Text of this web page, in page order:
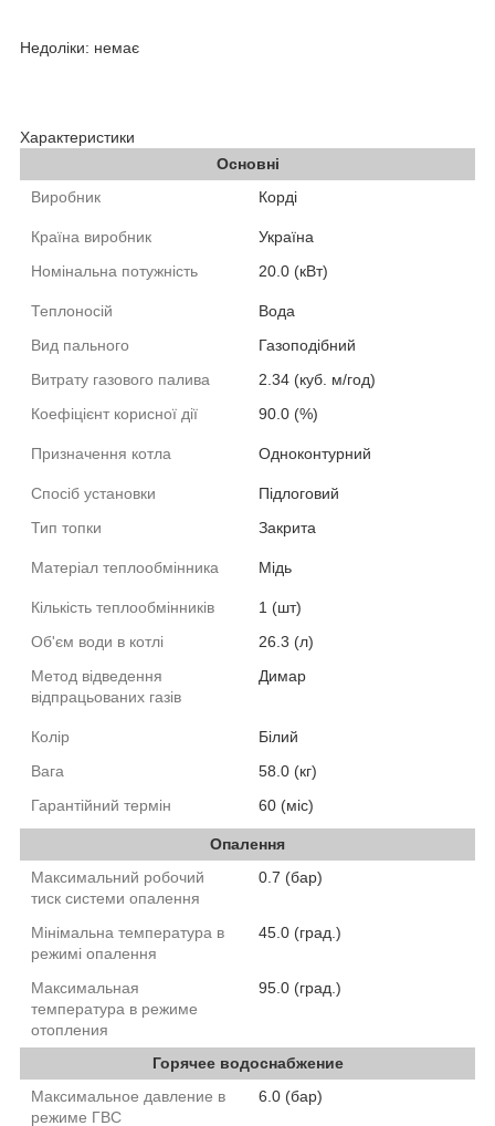
Недоліки: немає
Характеристики
Основні
Виробник
Корді
Країна виробник
Україна
Номінальна потужність
20.0 (кВт)
Теплоносій
Вода
Вид пального
Газоподібний
Витрату газового палива
2.34 (куб. м/год)
Коефіцієнт корисної дії
90.0 (%)
Призначення котла Одноконтурний
Спосіб установки
Підлоговий
Тип топки
Закрита
Матеріал теплообмінника Мідь
Кількість теплообмінників
1 (шт)
Об'єм води в котлі
26.3 (л)
Метод відведення
відпрацьованих газів
Димар
Колір
Білий
Вага
58.0 (кг)
Гарантійний термін
60 (міс)
Опалення
Максимальний робочий
тиск системи опалення
0.7 (бар)
Мінімальна температура в
режимі опалення
45.0 (град.)
Максимальная
температура в режиме
отопления
95.0 (град.)
Горячее водоснабжение
Максимальное давление в
режиме ГВС
6.0 (бар)